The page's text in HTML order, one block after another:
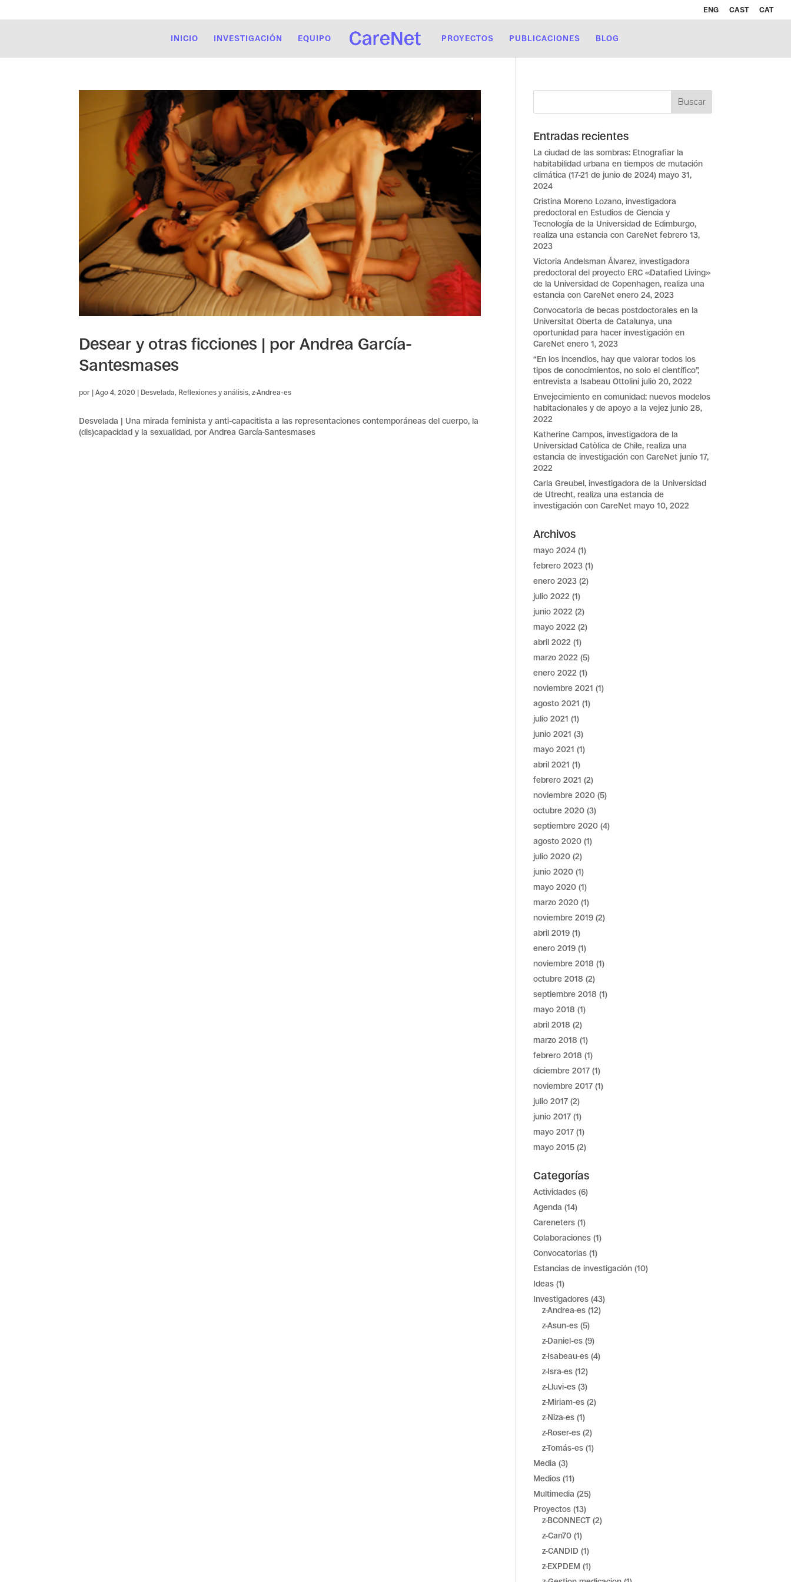
ENG CAST CAT
INICIO INVESTIGACIÓN EQUIPO PROYECTOS PUBLICACIONES BLOG
Desear y otras ficciones | por Andrea García-
Santesmases
por |Ago 4, 2020 | Desvelada, Reflexiones y análisis,z-Andrea-es
Desvelada | Una mirada feminista y anti-capacitista a las representaciones contemporáneas del cuerpo, la
(dis)capacidad y la sexualidad, por Andrea García-Santesmases
Entradas recientes
La ciudad de las sombras: Etnografiar la
habitabilidad urbana en tiempos de mutación
climática (17-21 de junio de 2024) mayo 31,
2024
Cristina Moreno Lozano, investigadora
predoctoral en Estudios de Ciencia y
Tecnología de la Universidad de Edimburgo,
realiza una estancia con CareNet febrero 13,
2023
Victoria Andelsman Álvarez, investigadora
predoctoral del proyecto ERC «Datafied Living»
de la Universidad de Copenhagen, realiza una
estancia con CareNet enero 24, 2023
Convocatoria de becas postdoctorales en la
Universitat Oberta de Catalunya, una
oportunidad para hacer investigación en
CareNet enero 1, 2023
“En los incendios, hay que valorar todos los
tipos de conocimientos, no solo el científico”,
entrevista a Isabeau Ottolini julio 20, 2022
Envejecimiento en comunidad: nuevos modelos
habitacionales y de apoyo a la vejez junio 28,
2022
Katherine Campos, investigadora de la
Universidad Catòlica de Chile, realiza una
estancia de investigación con CareNet junio 17,
2022
Carla Greubel, investigadora de la Universidad
de Utrecht, realiza una estancia de
investigación con CareNet mayo 10, 2022
Archivos
mayo 2024 (1)
febrero 2023 (1)
enero 2023 (2)
julio 2022 (1)
junio 2022 (2)
mayo 2022 (2)
abril 2022 (1)
marzo 2022 (5)
enero 2022 (1)
noviembre 2021 (1)
agosto 2021 (1)
julio 2021 (1)
junio 2021 (3)
mayo 2021 (1)
abril 2021 (1)
febrero 2021 (2)
noviembre 2020 (5)
octubre 2020 (3)
septiembre 2020 (4)
agosto 2020 (1)
julio 2020 (2)
junio 2020 (1)
mayo 2020 (1)
marzo 2020 (1)
noviembre 2019 (2)
abril 2019 (1)
enero 2019 (1)
noviembre 2018 (1)
octubre 2018 (2)
septiembre 2018 (1)
mayo 2018 (1)
abril 2018 (2)
marzo 2018 (1)
febrero 2018 (1)
diciembre 2017 (1)
noviembre 2017 (1)
julio 2017 (2)
junio 2017 (1)
mayo 2017 (1)
mayo 2015 (2)
Categorías
Actividades (6)
Agenda (14)
Careneters (1)
Colaboraciones (1)
Convocatorias (1)
Estancias de investigación (10)
Ideas (1)
Investigadores (43)
z-Andrea-es (12)
z-Asun-es (5)
z-Daniel-es (9)
z-Isabeau-es (4)
z-Isra-es (12)
z-Lluvi-es (3)
z-Miriam-es (2)
z-Niza-es (1)
z-Roser-es (2)
z-Tomás-es (1)
Media (3)
Medios (11)
Multimedia (25)
Proyectos (13)
z-BCONNECT (2)
z-Can70 (1)
z-CANDID (1)
z-EXPDEM (1)